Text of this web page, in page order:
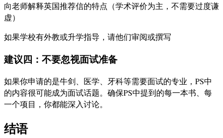
向老师解释英国推荐信的特点（学术评价为主，不需要过度谦
虚）
如果学校有外教或升学指导，请他们审阅或撰写
建议四：不要忽视面试准备
如果你申请的是牛剑、医学、牙科等需要面试的专业，PS中
的内容很可能成为面试话题。确保PS中提到的每一本书、每
一个项目，你都能深入讨论。
结语